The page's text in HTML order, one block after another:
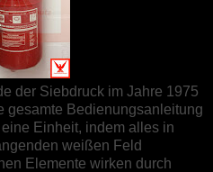
der Siebdruck im Jahre 1975
gesamte Bedienungsanleitung
Einheit, indem alles in
weißen Feld
Elemente wirken durch